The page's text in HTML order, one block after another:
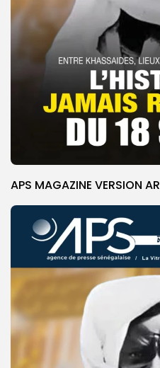
APS MAGAZINE VERSION AR